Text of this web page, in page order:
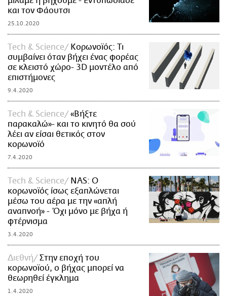
και τον Φάουτσι
25.10.2020
Τech & Science
Κορωνοϊός: Τι
συμβαίνει όταν βήχει ένας φορέας
σε κλειστό χώρο- 3D μοντέλο από
επιστήμονες
9.4.2020
Τech & Science
«Βήξτε
παρακαλώ»- και το κινητό θα σού
λέει αν είσαι θετικός στον
κορωνοϊό
7.4.2020
Τech & Science
NAS: Ο
κορωνοϊός ίσως εξαπλώνεται
μέσω του αέρα με την «απλή
αναπνοή» - Όχι μόνο με βήχα ή
φτέρνισμα
3.4.2020
Διεθνή
Στην εποχή του
κορωνοϊού, ο βήχας μπορεί να
θεωρηθεί έγκλημα
1.4.2020